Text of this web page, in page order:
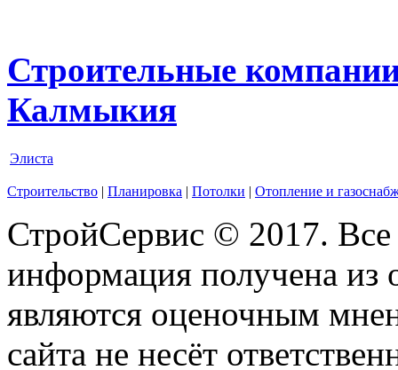
Строительные
Калмыкия
Элиста
Строительство | Планировка | Потолки | Отопление и
СтройСервис © 2017.
информация получена из
являются оценочным
сайта не несёт